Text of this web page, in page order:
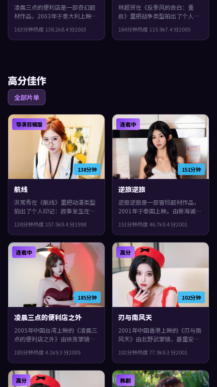
凌晨三点的便利店是一部奇幻题
材作品，2003年于意大利上映。
段奕宏等主演。一场意外把原本
平行的人生拧在一起，观感紧
163分钟热度 138.2k8.4分2003
林超贤在《反季风的告白：重
启》里把战争类型拍出了个人印
年与观众见面。主演包括菅田将
晖、张译、长泽雅美。影片在类
184分钟热度 115.9k7.4分2005
高分佳作
全部片单
138分钟
导演剪辑版
航线
洪常秀在《航线》里把动漫类型
拍出了个人印记：故事发生在中
演包括黄渤、河正宇、孔刘。影
片在类型框架里仍保留了作者表
达，城市空间成为情绪与悬念的
载体。
138分钟热度 157.5k9.4分1998
151分钟
连载中
逆旅逆旅
逆旅逆旅是一部冒险题材作品，
2001年于泰国上映。由新海诚执
主演。影片在类型框架里仍保留
了作者表达，结局留白，给观众
回味与讨论空间。
151分钟热度46.7k9.4分2001
185分钟
连载中
凌晨三点的便利店之外
2005年中国台湾上映的《凌晨三
点的便利店之外》由徐克掌镜，
型上偏奇幻，人物在道德与生存
之间反复拉扯，整体完成度较
高，适合喜欢细腻叙事与人物刻
画的观众。
185分钟热度4.1k9.3 分2005
102分钟
高分
刃与南风天
2001年中国香港上映的《刃与南
风天》由北野武掌镜，基里安·
同演绎。类型上偏奇幻，人物在
道德与生存之间反复拉扯，整体
完成度较高，适合喜欢细腻叙事
与人物刻画的观众。
102分钟热度77.9k9.3 分2001
高分 韩剧